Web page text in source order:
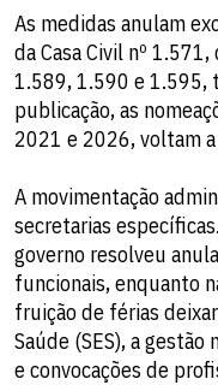
As medidas anulam
da Casa Civil nº
1.589, 1.590 e 1.595,
publicação, as
2021 e 2026, voltam
A movimentação
secretarias
governo resolveu
funcionais, enquanto
fruição de férias
Saúde (SES), a
e convocações de